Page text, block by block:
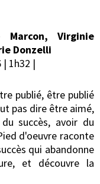
Marcon, Virginie
Donzelli
1h32 |
publié, être publié
pas dire être aimé,
succès, avoir du
d'oeuvre raconte
qui abandonne
et découvre la